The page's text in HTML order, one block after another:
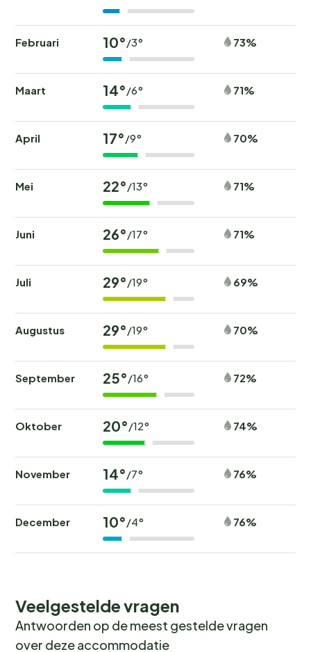
Februari 10°/3° 73%
Maart 14°/6° 71%
April 17°/9° 70%
Mei 22°/13° 71%
Juni 26°/17° 71%
Juli 29°/19° 69%
Augustus 29°/19° 70%
September 25°/16° 72%
Oktober 20°/12° 74%
November 14°/7° 76%
December 10°/4° 76%
Veelgestelde vragen
Antwoorden op de meest gestelde vragen
over deze accommodatie